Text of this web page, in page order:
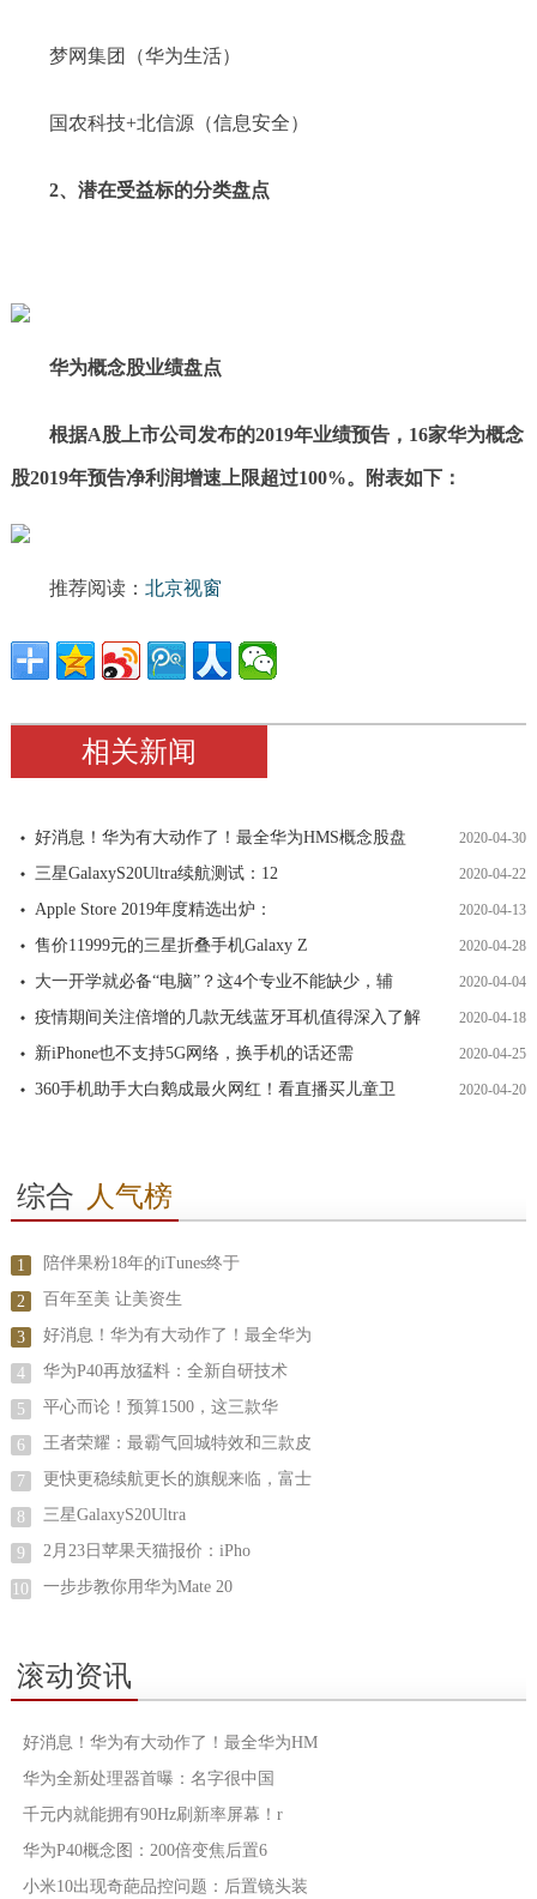
梦网集团（华为生活）
国农科技+北信源（信息安全）
2、潜在受益标的分类盘点
华为概念股业绩盘点
根据A股上市公司发布的2019年业绩预告，16家华为概念
股2019年预告净利润增速上限超过100%。附表如下：
推荐阅读： 北京视窗
相关新闻
好消息！华为有大动作了！最全华为HMS概念股盘 2020-04-30
三星GalaxyS20Ultra续航测试：12 2020-04-22
Apple Store 2019年度精选出炉： 2020-04-13
售价11999元的三星折叠手机Galaxy Z 2020-04-28
大一开学就必备“电脑”？这4个专业不能缺少，辅 2020-04-04
疫情期间关注倍增的几款无线蓝牙耳机值得深入了解 2020-04-18
新iPhone也不支持5G网络，换手机的话还需 2020-04-25
360手机助手大白鹅成最火网红！看直播买儿童卫 2020-04-20
综合 人气榜
1 陪伴果粉18年的iTunes终于
2 百年至美 让美资生
3 好消息！华为有大动作了！最全华为
4 华为P40再放猛料：全新自研技术
5 平心而论！预算1500，这三款华
6 王者荣耀：最霸气回城特效和三款皮
7 更快更稳续航更长的旗舰来临，富士
8 三星GalaxyS20Ultra
9 2月23日苹果天猫报价：iPho
10 一步步教你用华为Mate 20
滚动资讯
好消息！华为有大动作了！最全华为HM
华为全新处理器首曝：名字很中国
千元内就能拥有90Hz刷新率屏幕！r
华为P40概念图：200倍变焦后置6
小米10出现奇葩品控问题：后置镜头装